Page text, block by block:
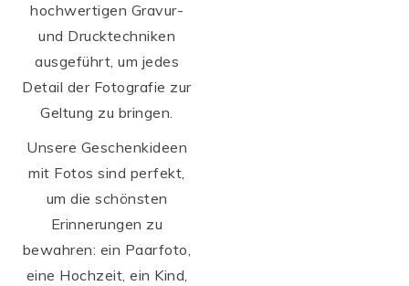
hochwertigen Gravur-
und Drucktechniken
ausgeführt, um jedes
Detail der Fotografie zur
Geltung zu bringen.
Unsere Geschenkideen
mit Fotos sind perfekt,
um die schönsten
Erinnerungen zu
bewahren: ein Paarfoto,
eine Hochzeit, ein Kind,